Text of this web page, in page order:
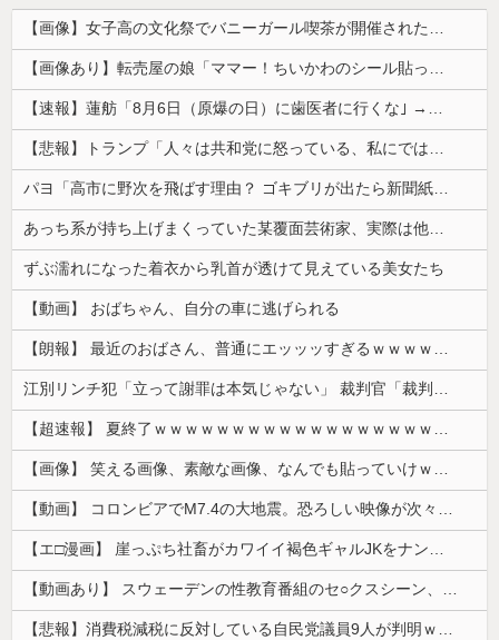
【画像】女子高の文化祭でバニーガール喫茶が開催された結果
【画像あり】転売屋の娘「ママー！ちいかわのシール貼ったよー！」親「！！！！！！」
【速報】蓮舫「8月6日（原爆の日）に歯医者に行くな｣ →自分は9月1日（関東大震災の日）に歯医者に行ってました
【悲報】トランプ「人々は共和党に怒っている、私にではない」
パヨ「高市に野次を飛ばす理由？ ゴキブリが出たら新聞紙で叩くでしょ。それと同じで、人として当然の行動」
あっち系が持ち上げまくっていた某覆面芸術家、実際は他人に迷惑をかけまくりだったと証明されてしまい……
ずぶ濡れになった着衣から乳首が透けて見えている美女たち
【動画】 おばちゃん、自分の車に逃げられる
【朗報】 最近のおばさん、普通にエッッッすぎるｗｗｗｗｗｗｗｗｗｗ
江別リンチ犯「立って謝罪は本気じゃない」 裁判官「裁判で土下座してないキミは本気じゃないな」
【超速報】 夏終了ｗｗｗｗｗｗｗｗｗｗｗｗｗｗｗｗｗｗｗｗｗｗｗｗｗｗｗｗｗｗｗｗｗｗｗｗｗｗｗｗ
【画像】 笑える画像、素敵な画像、なんでも貼っていけｗｗｗｗｗ
【動画】 コロンビアでM7.4の大地震。恐ろしい映像が次々と届く。
【エ□漫画】 崖っぷち社畜がカワイイ褐色ギャルJKをナンパから助けた結果…！お礼にエ●チなマッサージからの甘々の純愛交尾…！
【動画あり】 スウェーデンの性教育番組のセ○クスシーン、AVの10倍エ□いと話題に
【悲報】消費税減税に反対している自民党議員9人が判明ｗｗｗｗｗｗ